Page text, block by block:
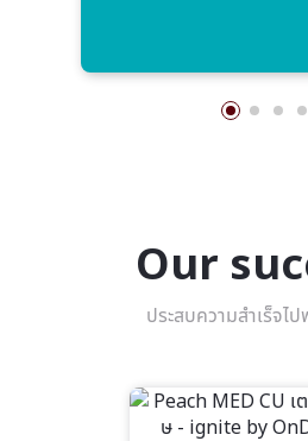
Our
ประสบความสำเร็จไ